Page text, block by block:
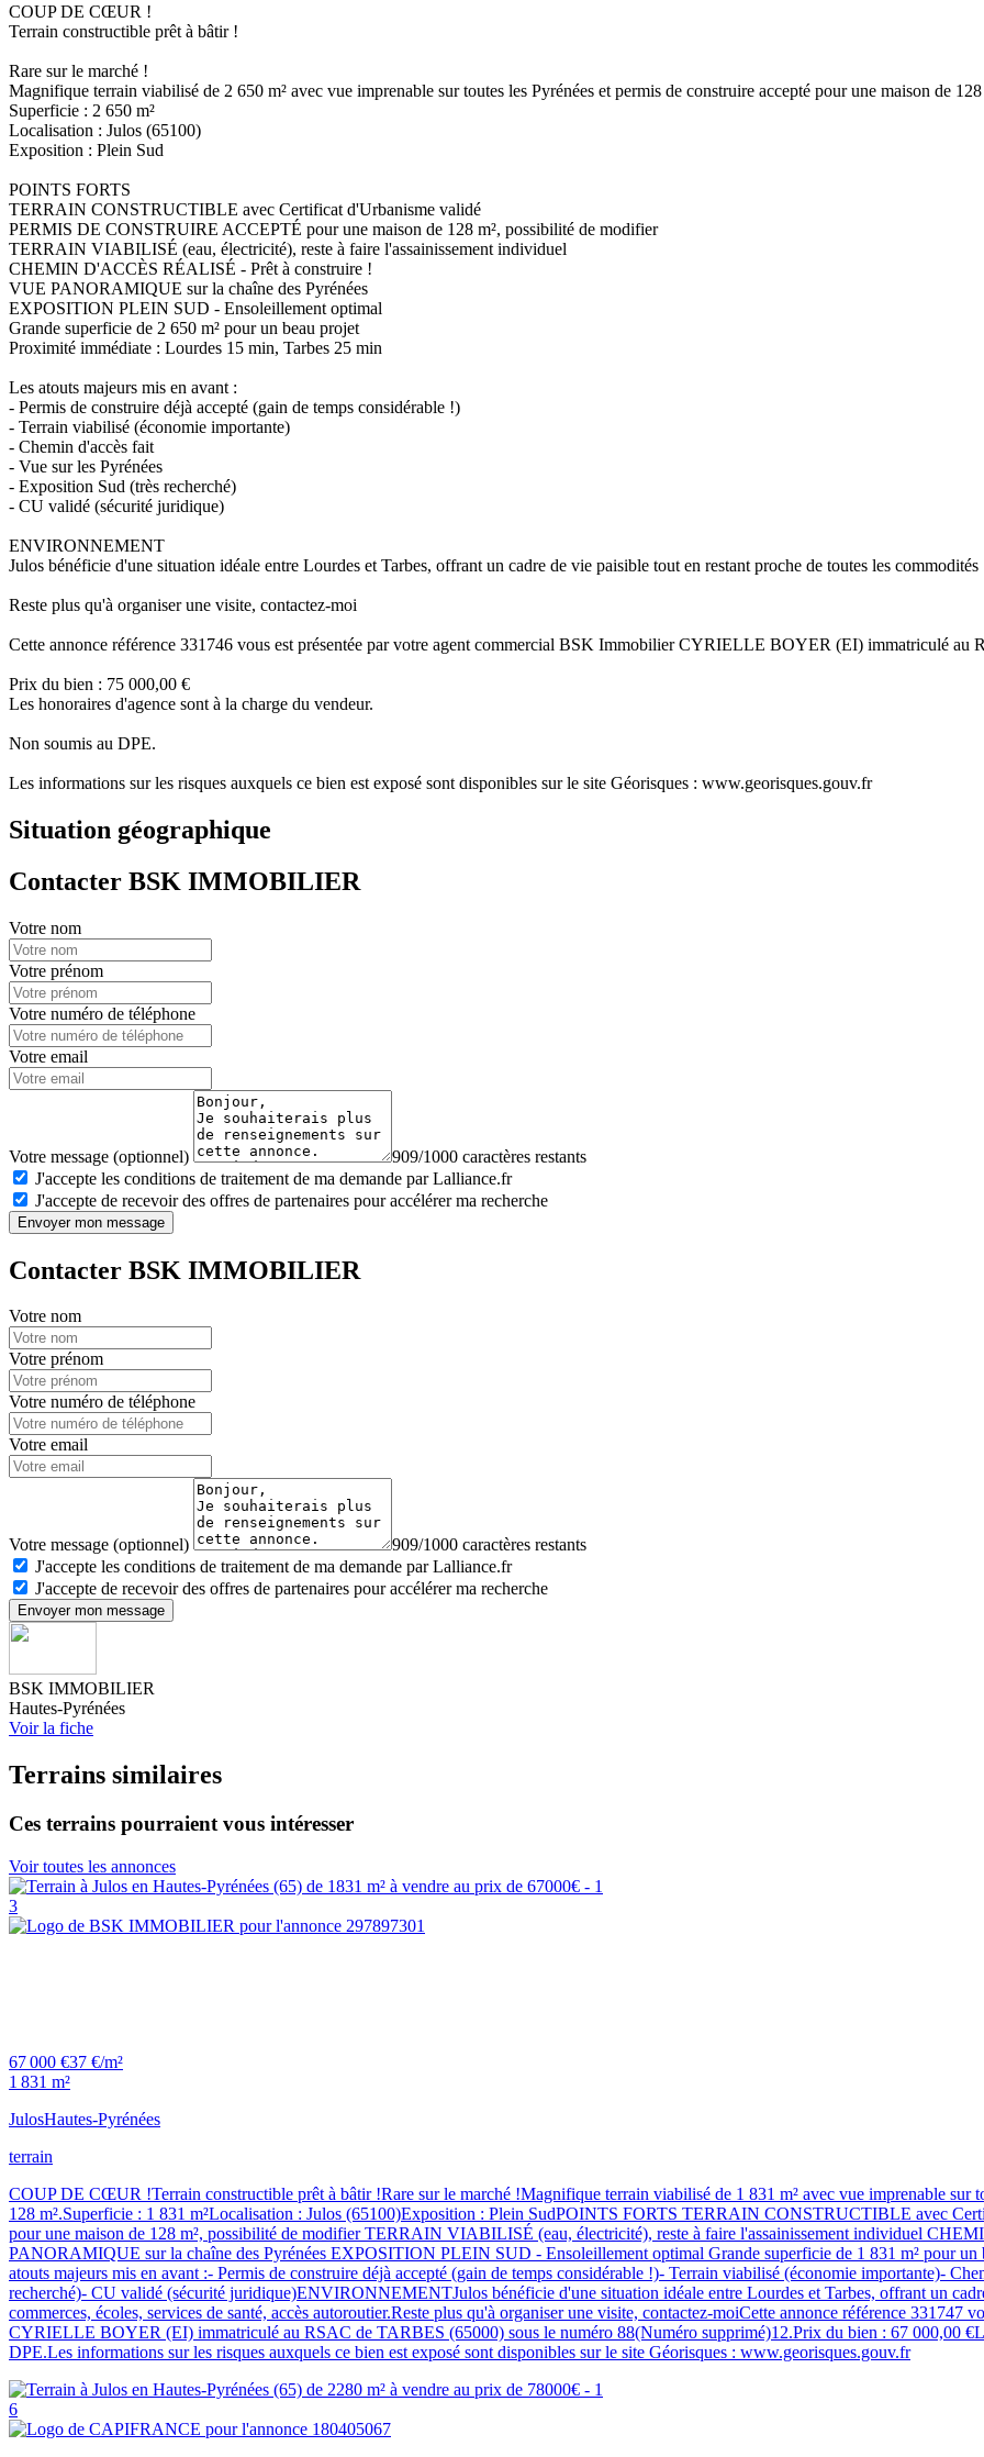
COUP DE CŒUR !
Terrain constructible prêt à bâtir !
Rare sur le marché !
Magnifique terrain viabilisé de 2 650 m² avec vue imprenable sur toutes les Pyrénées et permis de construire accepté pour une maison de 128
Superficie : 2 650 m²
Localisation : Julos (65100)
Exposition : Plein Sud
POINTS FORTS
TERRAIN CONSTRUCTIBLE avec Certificat d'Urbanisme validé
PERMIS DE CONSTRUIRE ACCEPTÉ pour une maison de 128 m², possibilité de modifier
TERRAIN VIABILISÉ (eau, électricité), reste à faire l'assainissement individuel
CHEMIN D'ACCÈS RÉALISÉ - Prêt à construire !
VUE PANORAMIQUE sur la chaîne des Pyrénées
EXPOSITION PLEIN SUD - Ensoleillement optimal
Grande superficie de 2 650 m² pour un beau projet
Proximité immédiate : Lourdes 15 min, Tarbes 25 min
Les atouts majeurs mis en avant :
- Permis de construire déjà accepté (gain de temps considérable !)
- Terrain viabilisé (économie importante)
- Chemin d'accès fait
- Vue sur les Pyrénées
- Exposition Sud (très recherché)
- CU validé (sécurité juridique)
ENVIRONNEMENT
Julos bénéficie d'une situation idéale entre Lourdes et Tarbes, offrant un cadre de vie paisible tout en restant proche de toutes les
Reste plus qu'à organiser une visite, contactez-moi
Cette annonce référence 331746 vous est présentée par votre agent commercial BSK Immobilier CYRIELLE BOYER (EI) immatriculé au
Prix du bien : 75 000,00 €
Les honoraires d'agence sont à la charge du vendeur.
Non soumis au DPE.
Les informations sur les risques auxquels ce bien est exposé sont disponibles sur le site Géorisques : www.georisques.gouv.fr
Situation géographique
Contacter BSK IMMOBILIER
Votre nom
Votre prénom
Votre numéro de téléphone
Votre email
Votre message (optionnel)
909/1000 caractères restants
J'accepte les conditions de traitement de ma demande par Lalliance.fr
J'accepte de recevoir des offres de partenaires pour accélérer ma recherche
Envoyer mon message
Contacter BSK IMMOBILIER
Votre nom
Votre prénom
Votre numéro de téléphone
Votre email
Votre message (optionnel)
909/1000 caractères restants
J'accepte les conditions de traitement de ma demande par Lalliance.fr
J'accepte de recevoir des offres de partenaires pour accélérer ma recherche
Envoyer mon message
BSK IMMOBILIER
Hautes-Pyrénées
Voir la fiche
Terrains similaires
Ces terrains pourraient vous intéresser
Voir toutes les annonces
3
67 000 €37 €/m²
1 831 m²
JulosHautes-Pyrénées
terrain
COUP DE CŒUR !Terrain constructible prêt à bâtir !Rare sur le marché !Magnifique terrain viabilisé de 1 831 m² avec vue imprenable sur
128 m².Superficie : 1 831 m²Localisation : Julos (65100)Exposition : Plein SudPOINTS FORTS TERRAIN CONSTRUCTIBLE avec
pour une maison de 128 m², possibilité de modifier TERRAIN VIABILISÉ (eau, électricité), reste à faire l'assainissement individuel
PANORAMIQUE sur la chaîne des Pyrénées EXPOSITION PLEIN SUD - Ensoleillement optimal Grande superficie de 1 831 m² pour
atouts majeurs mis en avant :- Permis de construire déjà accepté (gain de temps considérable !)- Terrain viabilisé (économie importante)-
recherché)- CU validé (sécurité juridique)ENVIRONNEMENTJulos bénéficie d'une situation idéale entre Lourdes et Tarbes, offrant un
commerces, écoles, services de santé, accès autoroutier.Reste plus qu'à organiser une visite, contactez-moiCette annonce référence 331747
CYRIELLE BOYER (EI) immatriculé au RSAC de TARBES (65000) sous le numéro 88(Numéro supprimé)12.Prix du bien : 67 000,00
DPE.Les informations sur les risques auxquels ce bien est exposé sont disponibles sur le site Géorisques : www.georisques.gouv.fr
6